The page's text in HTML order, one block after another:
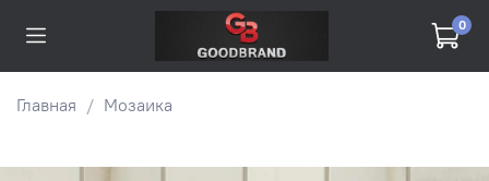
0
Главная Мозаика